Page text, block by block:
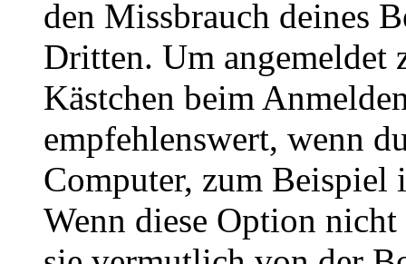
den Missbrauch deines
Dritten. Um angemeldet
Kästchen beim
empfehlenswert, wenn
Computer, zum Beispiel
Wenn diese Option